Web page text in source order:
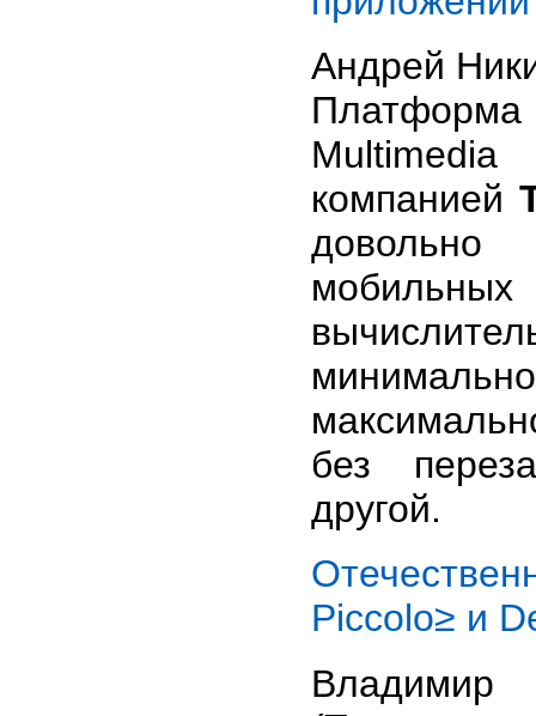
Андрей
компанией
довольно
мобильных
без
другой.
Piccolo≥ и